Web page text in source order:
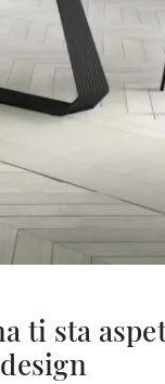
ti sta